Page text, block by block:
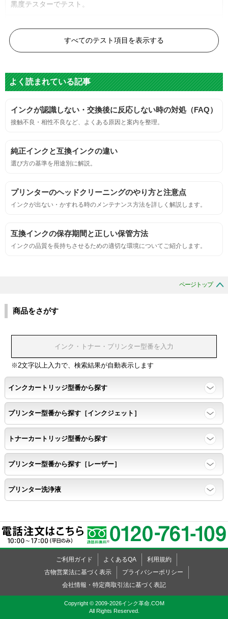
黒度テスターでテスト。
黒度の技術基準に適合する。
標準カラーサンプルを印刷する。
鮮やか、リアル、彩度、シャープなど、
におい
互換性
色同士のにじみがないこと。
浸透性
浸透性テスト用のサンプルを印刷する。
任意の色を背景として使用し、
背景と違う色で8号サイズのArialフォントで
鮮明に印刷できること。
速乾性
互換性テストサンプルを5ページ連続印刷する。
飛び散り
標準カラーサンプル /
互換性テストサンプルを印刷する。
印刷の仕上がりが精細で均一であり、
インクの飛び散りもない。
すべてのテスト項目を表示する
よく読まれている記事
インクが認識しない・交換後に反応しない時の対処（FAQ）
接触不良・相性不良など、よくある原因と案内を整理。
純正インクと互換インクの違い
選び方の基準を用途別に解説。
プリンターのヘッドクリーニングのやり方と注意点
インクが出ない・かすれる時のメンテナンス方法を詳しく解説します。
互換インクの保存期間と正しい保管方法
インクの品質を長持ちさせるための適切な環境についてご紹介します。
ページトップ
商品をさがす
※2文字以上入力で、検索結果が自動表示します
インクカートリッジ型番から探す
プリンター型番から探す［インクジェット］
トナーカートリッジ型番から探す
プリンター型番から探す［レーザー］
プリンター洗浄液
ご利用ガイド よくあるQA
利用規約
古物営業法に基づく表示
プライバシーポリシー
会社情報・特定商取引法に基づく表記
Copyright © 2009-2026インク革命.COM
All Rights Reserved.